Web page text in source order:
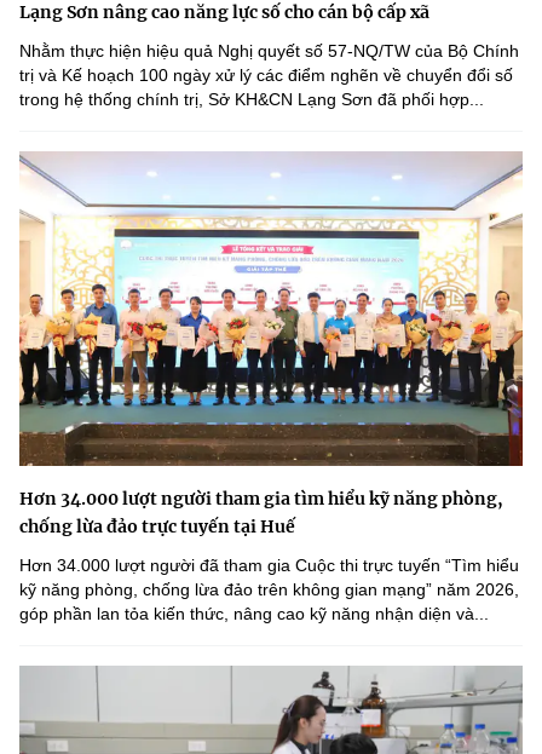
Lạng Sơn nâng cao năng lực số cho cán bộ cấp xã
Nhằm thực hiện hiệu quả Nghị quyết số 57-NQ/TW của Bộ Chính
trị và Kế hoạch 100 ngày xử lý các điểm nghẽn về chuyển đổi số
trong hệ thống chính trị, Sở KH&CN Lạng Sơn đã phối hợp...
Hơn 34.000 lượt người tham gia tìm hiểu kỹ năng phòng,
chống lừa đảo trực tuyến tại Huế
Hơn 34.000 lượt người đã tham gia Cuộc thi trực tuyến “Tìm hiểu
kỹ năng phòng, chống lừa đảo trên không gian mạng” năm 2026,
góp phần lan tỏa kiến thức, nâng cao kỹ năng nhận diện và...